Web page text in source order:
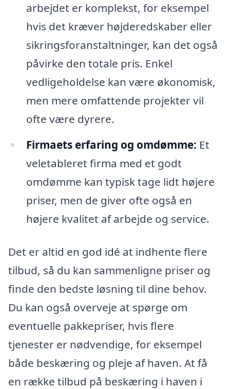
arbejdet er komplekst, for eksempel
hvis det kræver højderedskaber eller
sikringsforanstaltninger, kan det også
påvirke den totale pris. Enkel
vedligeholdelse kan være økonomisk,
men mere omfattende projekter vil
ofte være dyrere.
Firmaets erfaring og omdømme: Et
veletableret firma med et godt
omdømme kan typisk tage lidt højere
priser, men de giver ofte også en
højere kvalitet af arbejde og service.
Det er altid en god idé at indhente flere
tilbud, så du kan sammenligne priser og
finde den bedste løsning til dine behov.
Du kan også overveje at spørge om
eventuelle pakkepriser, hvis flere
tjenester er nødvendige, for eksempel
både beskæring og pleje af haven. At få
en række tilbud på beskæring i haven i